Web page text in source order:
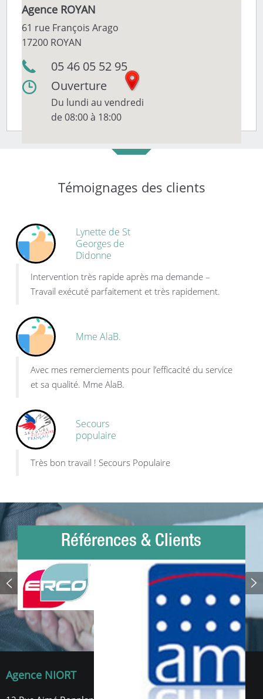
Agence ROYAN
61 rue François Arago
17200 ROYAN
05 46 05 52 95
Ouverture
Du lundi au vendredi
de 08:00 à 18:00
Témoignages des clients
Lynette de St
Georges de
Didonne
Intervention très rapide après ma demande –
Travail exécuté parfaitement et très rapidement.
Mme AlaB.
Avec mes remerciements pour l’efficacité du service
et sa qualité. Mme AlaB.
Secours
populaire
Très bon travail ! Secours Populaire
Références & Clients
Agence NIORT Agence ROYAN